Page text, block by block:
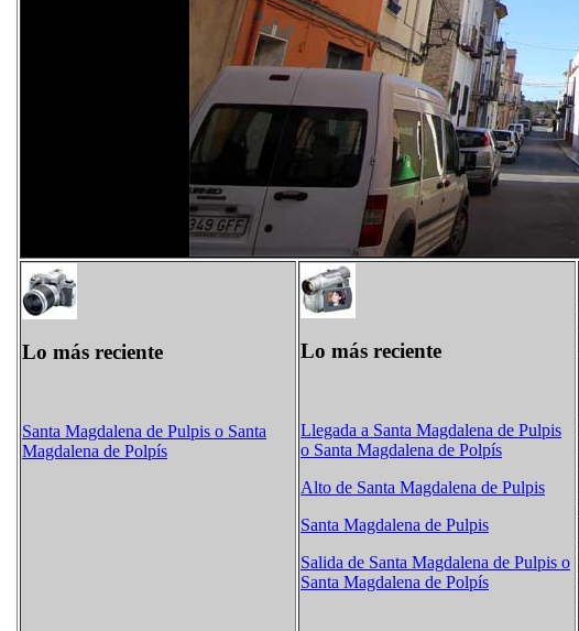
Lo más reciente
Santa Magdalena de Pulpis o Santa
Magdalena de Polpís
Lo más reciente
Llegada a Santa Magdalena de Pulpis
o Santa Magdalena de Polpís
Alto de Santa Magdalena de Pulpis
Santa Magdalena de Pulpis
Salida de Santa Magdalena de Pulpis o
Santa Magdalena de Polpís